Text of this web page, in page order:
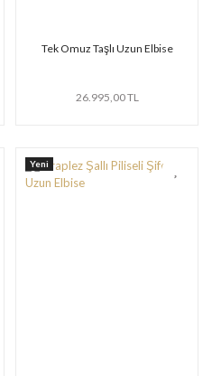
Tek Omuz Taşlı Uzun Elbise
26.995,00 TL
Yeni